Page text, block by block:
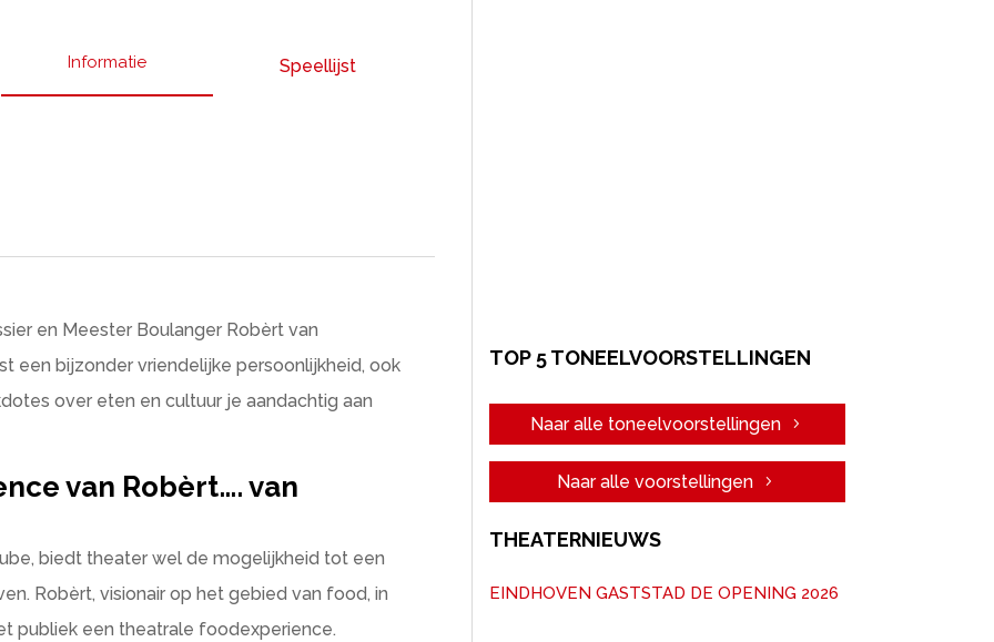
Informatie Speellijst
en Meester Boulanger Robèrt van
een bijzonder vriendelijke persoonlijkheid, ook
over eten en cultuur je aandachtig aan
van Robèrt…. van
biedt theater wel de mogelijkheid tot een
Robèrt, visionair op het gebied van food, in
publiek een theatrale foodexperience.
TOP 5 TONEELVOORSTELLINGEN
Naar alle toneelvoorstellingen
Naar alle voorstellingen
THEATERNIEUWS
EINDHOVEN GASTSTAD DE OPENING 2026